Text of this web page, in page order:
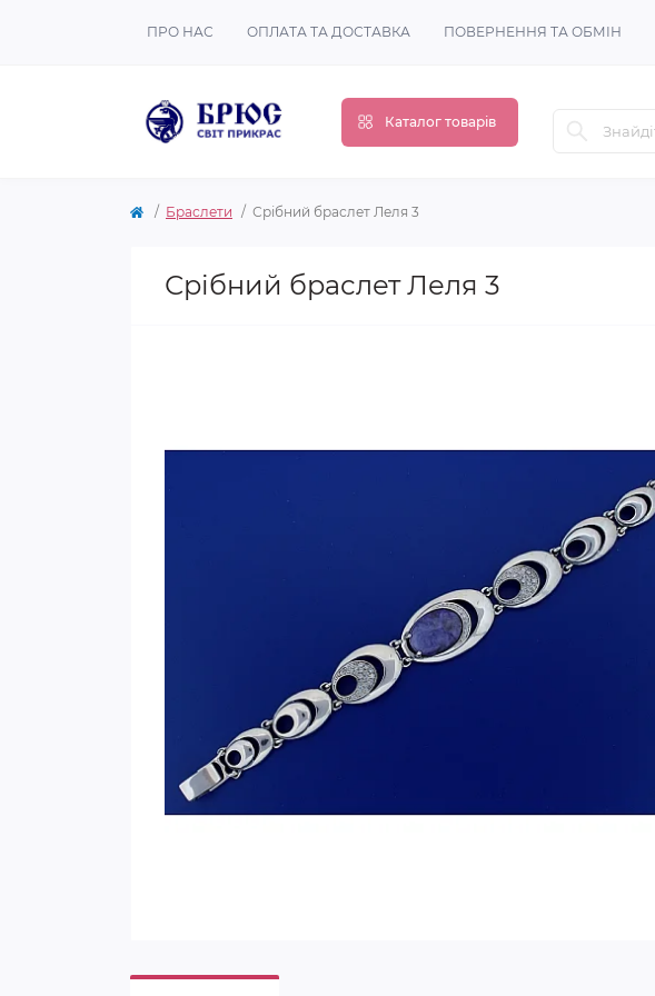
ПРО НАС ОПЛАТА ТА ДОСТАВКА ПОВЕРНЕННЯ ТА ОБМІН
Каталог товарів
Браслети Срібний браслет Леля 3
Срібний браслет Леля 3